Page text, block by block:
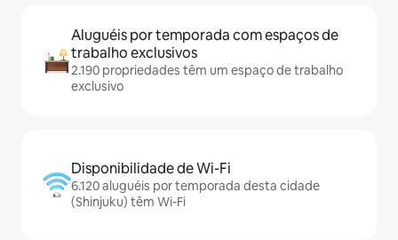
Aluguéis por temporada com espaços de
trabalho exclusivos
2.190 propriedades têm um espaço de trabalho
exclusivo
Disponibilidade de Wi-Fi
6.120 aluguéis por temporada desta cidade
(Shinjuku) têm Wi-Fi